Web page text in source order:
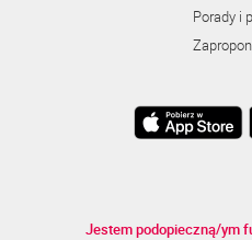
Porady i
Jestem podopieczną/ym